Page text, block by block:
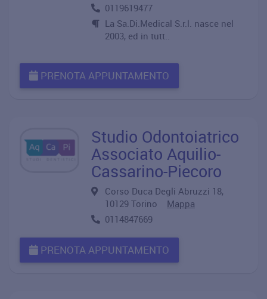
0119619477
La Sa.Di.Medical S.r.l. nasce nel
2003, ed in tutt..
PRENOTA APPUNTAMENTO
Studio Odontoiatrico
Associato Aquilio-
Cassarino-Piecoro
Corso Duca Degli Abruzzi 18,
10129 Torino Mappa
0114847669
PRENOTA APPUNTAMENTO